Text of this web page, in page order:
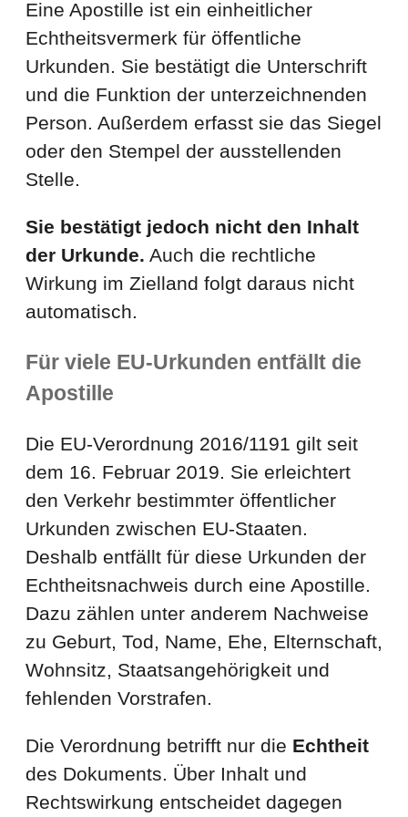
Eine Apostille ist ein einheitlicher
Echtheitsvermerk für öffentliche
Urkunden. Sie bestätigt die Unterschrift
und die Funktion der unterzeichnenden
Person. Außerdem erfasst sie das Siegel
oder den Stempel der ausstellenden
Stelle.
Sie bestätigt jedoch nicht den Inhalt
der Urkunde. Auch die rechtliche
Wirkung im Zielland folgt daraus nicht
automatisch.
Für viele EU-Urkunden entfällt die
Apostille
Die EU-Verordnung 2016/1191 gilt seit
dem 16. Februar 2019. Sie erleichtert
den Verkehr bestimmter öffentlicher
Urkunden zwischen EU-Staaten.
Deshalb entfällt für diese Urkunden der
Echtheitsnachweis durch eine Apostille.
Dazu zählen unter anderem Nachweise
zu Geburt, Tod, Name, Ehe, Elternschaft,
Wohnsitz, Staatsangehörigkeit und
fehlenden Vorstrafen.
Die Verordnung betrifft nur die Echtheit
des Dokuments. Über Inhalt und
Rechtswirkung entscheidet dagegen